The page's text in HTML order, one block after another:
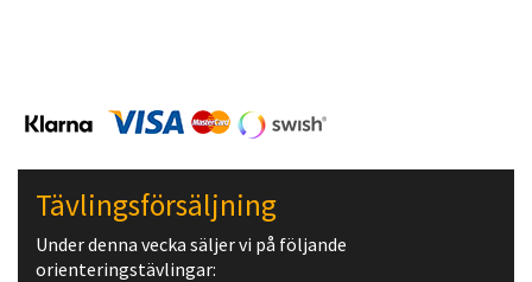
Tävlingsförsäljning
Under denna vecka säljer vi på följande
orienteringstävlingar: